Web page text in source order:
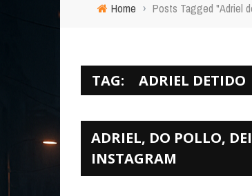
Home › Posts Tagged "Adriel
TAG: ADRIEL DETIDO
ADRIEL, DO POLLO,
INSTAGRAM